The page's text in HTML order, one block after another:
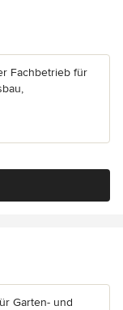
Fachbetrieb für
Garten- und